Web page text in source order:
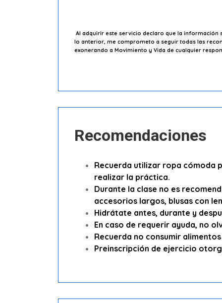
Al adquirir este servicio declaro que la información
lo anterior, me comprometo a seguir todas las
exonerando a Movimiento y Vida de cualquier
Recomendaciones
Recuerda utilizar ropa cómoda
realizar la práctica.
Durante la clase no es
accesorios largos, blusas con
Hidrátate antes, durante y
En caso de requerir ayuda, no
Recuerda no consumir
Preinscripción de ejercicio